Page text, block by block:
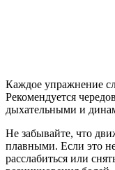
Каждое упражнение
Рекомендуется
дыхательными и
Не забывайте, что
плавными. Если это
расслабиться или